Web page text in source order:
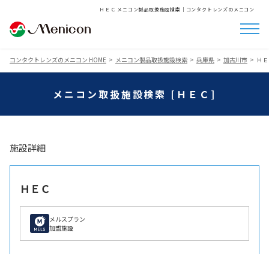
ＨＥＣ メニコン製品取扱施設検索│コンタクトレンズのメニコン
コンタクトレンズのメニコン HOME メニコン製品取扱施設検索 兵庫県 加古川市 Ｈ
メニコン取扱施設検索 [ＨＥＣ]
施設詳細
ＨＥＣ
メルスプラン
加盟施設